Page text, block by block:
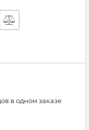
в одном заказе